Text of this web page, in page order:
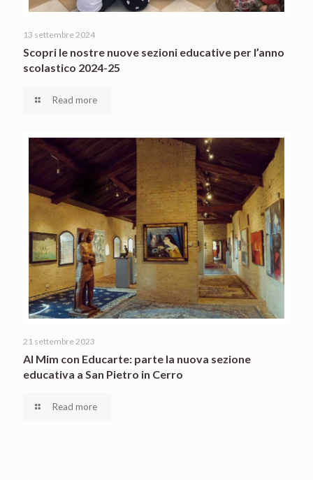
13 settembre 2024
Scopri le nostre nuove sezioni educative per l’anno
scolastico 2024-25
Read more
21 settembre 2023
Al Mim con Educarte: parte la nuova sezione
educativa a San Pietro in Cerro
Read more